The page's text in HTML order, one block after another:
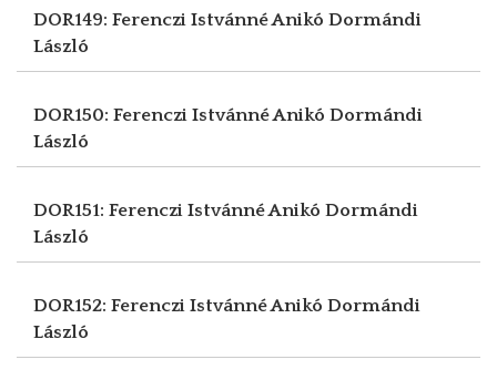
DOR149: Ferenczi Istvánné Anikó Dormándi
László
DOR150: Ferenczi Istvánné Anikó Dormándi
László
DOR151: Ferenczi Istvánné Anikó Dormándi
László
DOR152: Ferenczi Istvánné Anikó Dormándi
László